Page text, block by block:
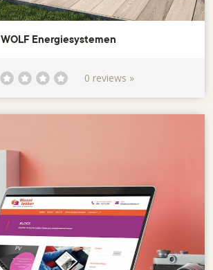
WOLF Energiesystemen
0 reviews »